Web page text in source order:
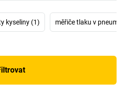
kyseliny (1) měřiče tlaku v